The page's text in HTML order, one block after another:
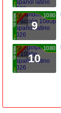
9
1080p
10
1080p